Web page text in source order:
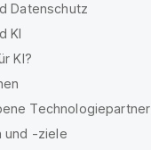
Datenschutz
KI
KI?
Technologiepartner
und -ziele